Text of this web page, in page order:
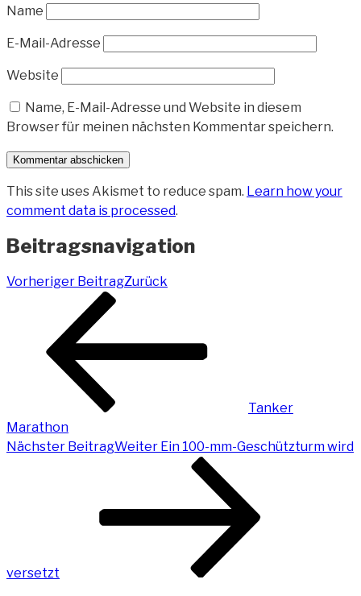
Name
E-Mail-Adresse
Website
Name, E-Mail-Adresse und Website in diesem
Browser für meinen nächsten Kommentar speichern.
This site uses Akismet to reduce spam. Learn how your
comment data is processed.
Beitragsnavigation
Vorheriger BeitragZurück
Tanker
Marathon
Nächster BeitragWeiter Ein 100-mm-Geschützturm wird
versetzt